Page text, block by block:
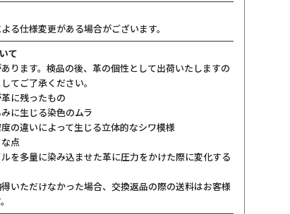
る仕様変更がある場合がございます。
て
ります。検品の後、革の個性として出荷いたしますの
てご了承ください。
に残ったもの
に生じる染色のムラ
の違いによって生じる立体的なシワ模様
点
を多量に染み込ませた革に圧力をかけた際に変化する
いただけなかった場合、交換返品の際の送料はお客様